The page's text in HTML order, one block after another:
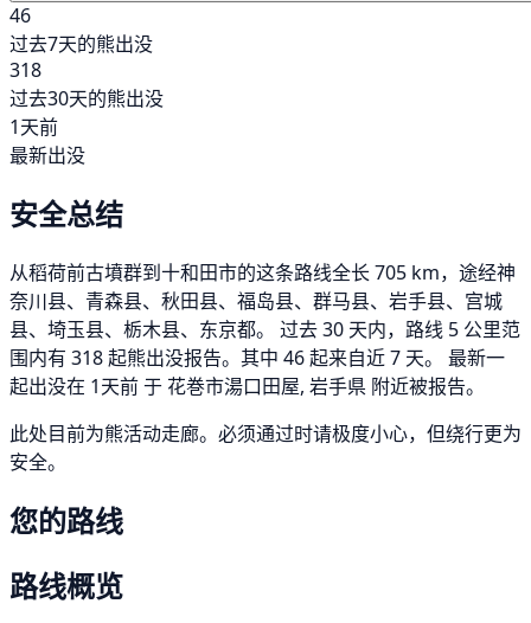
46
过去7天的熊出没
318
过去30天的熊出没
1天前
最新出没
安全总结
从稻荷前古墳群到十和田市的这条路线全长 705 km，途经神
奈川县、青森县、秋田县、福岛县、群马县、岩手县、宫城
县、埼玉县、栃木县、东京都。 过去 30 天内，路线 5 公里范
围内有 318 起熊出没报告。其中 46 起来自近 7 天。 最新一
起出没在 1天前 于 花巻市湯口田屋, 岩手県 附近被报告。
此处目前为熊活动走廊。必须通过时请极度小心，但绕行更为
安全。
您的路线
路线概览